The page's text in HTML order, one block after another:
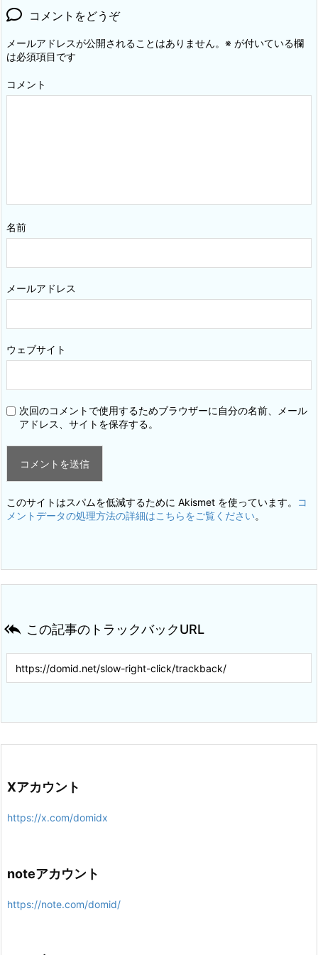
コメントをどうぞ
メールアドレスが公開されることはありません。 ※ が付いている欄
は必須項目です
コメント
名前
メールアドレス
ウェブサイト
次回のコメントで使用するためブラウザーに自分の名前、メール
アドレス、サイトを保存する。
このサイトはスパムを低減するために Akismet を使っています。
コ
メントデータの処理方法の詳細はこちらをご覧ください。
 この記事のトラックバックURL
Xアカウント
https://x.com/domidx
noteアカウント
https://note.com/domid/